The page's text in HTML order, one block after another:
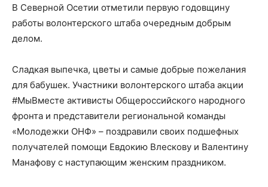
В Северной Осетии отметили первую годовщину
работы волонтерского штаба очередным добрым
делом.
Сладкая выпечка, цветы и самые добрые пожелания
для бабушек. Участники волонтерского штаба акции
#МыВместе активисты Общероссийского народного
фронта и представители региональной команды
«Молодежки ОНФ» – поздравили своих подшефных
получателей помощи Евдокию Влескову и Валентину
Манафову с наступающим женским праздником.